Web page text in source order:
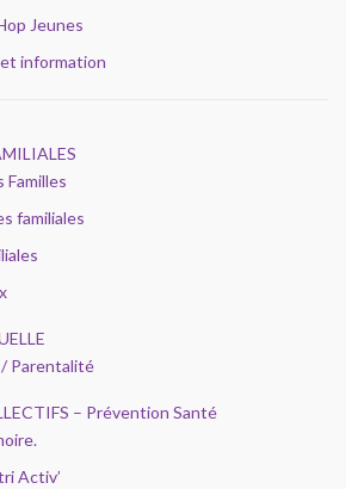
Jeunes
information
Familles
familiales
/ Parentalité
– Prévention Santé
Activ’